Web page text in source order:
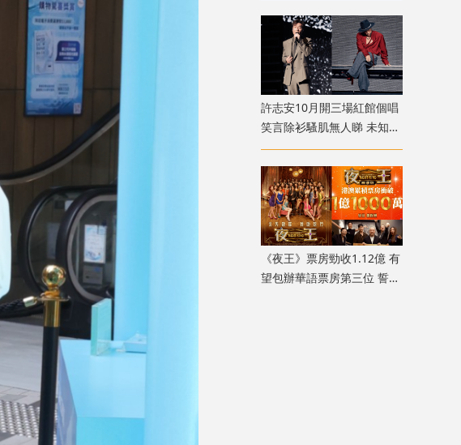
許志安10月開三場紅館個唱
笑言除衫騷肌無人睇 未知會
否請Sammi做嘉賓
《夜王》票房勁收1.12億 有
望包辦華語票房第三位 誓言